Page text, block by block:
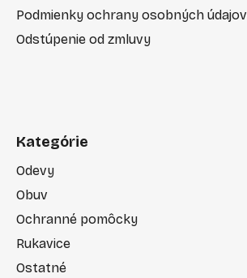
Podmienky ochrany osobných údajov
Odstúpenie od zmluvy
Kategórie
Odevy
Obuv
Ochranné pomôcky
Rukavice
Ostatné